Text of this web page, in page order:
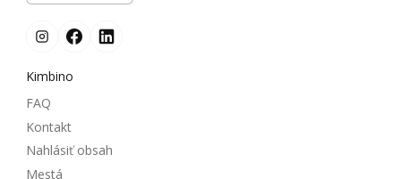
Kimbino
FAQ
Kontakt
Nahlásiť obsah
Mestá